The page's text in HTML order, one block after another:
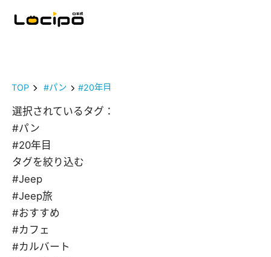
TOP #パン #20年目
選択されているタグ：
#パン
#20年目
タグを絞り込む
#Jeep
#Jeep旅
#おすすめ
#カフェ
#カルバート